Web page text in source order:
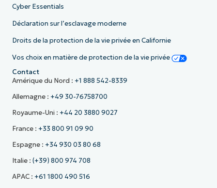
Cyber Essentials
Déclaration sur l’esclavage moderne
Droits de la protection de la vie privée en Californie
Vos choix en matière de protection de la vie privée
Contact
Amérique du Nord : +1 888 542-8339
Allemagne : +49 30-76758700
Royaume-Uni : +44 20 3880 9027
France : +33 800 91 09 90
Espagne : +34 930 03 80 68
Italie : (+39) 800 974 708
APAC : +61 1800 490 516